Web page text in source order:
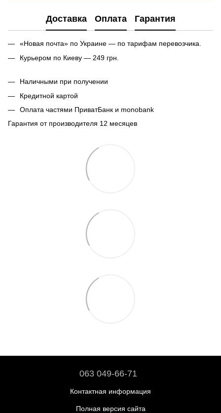
Доставка Оплата Гарантия
«Новая почта» по Украине — по тарифам перевозчика.
Курьером по Киеву — 249 грн.
Наличными при получении
Кредитной картой
Оплата частями ПриватБанк и monobank
Гарантия от производителя 12 месяцев
063 049-66-71
Контактная информация
Полная версия сайта